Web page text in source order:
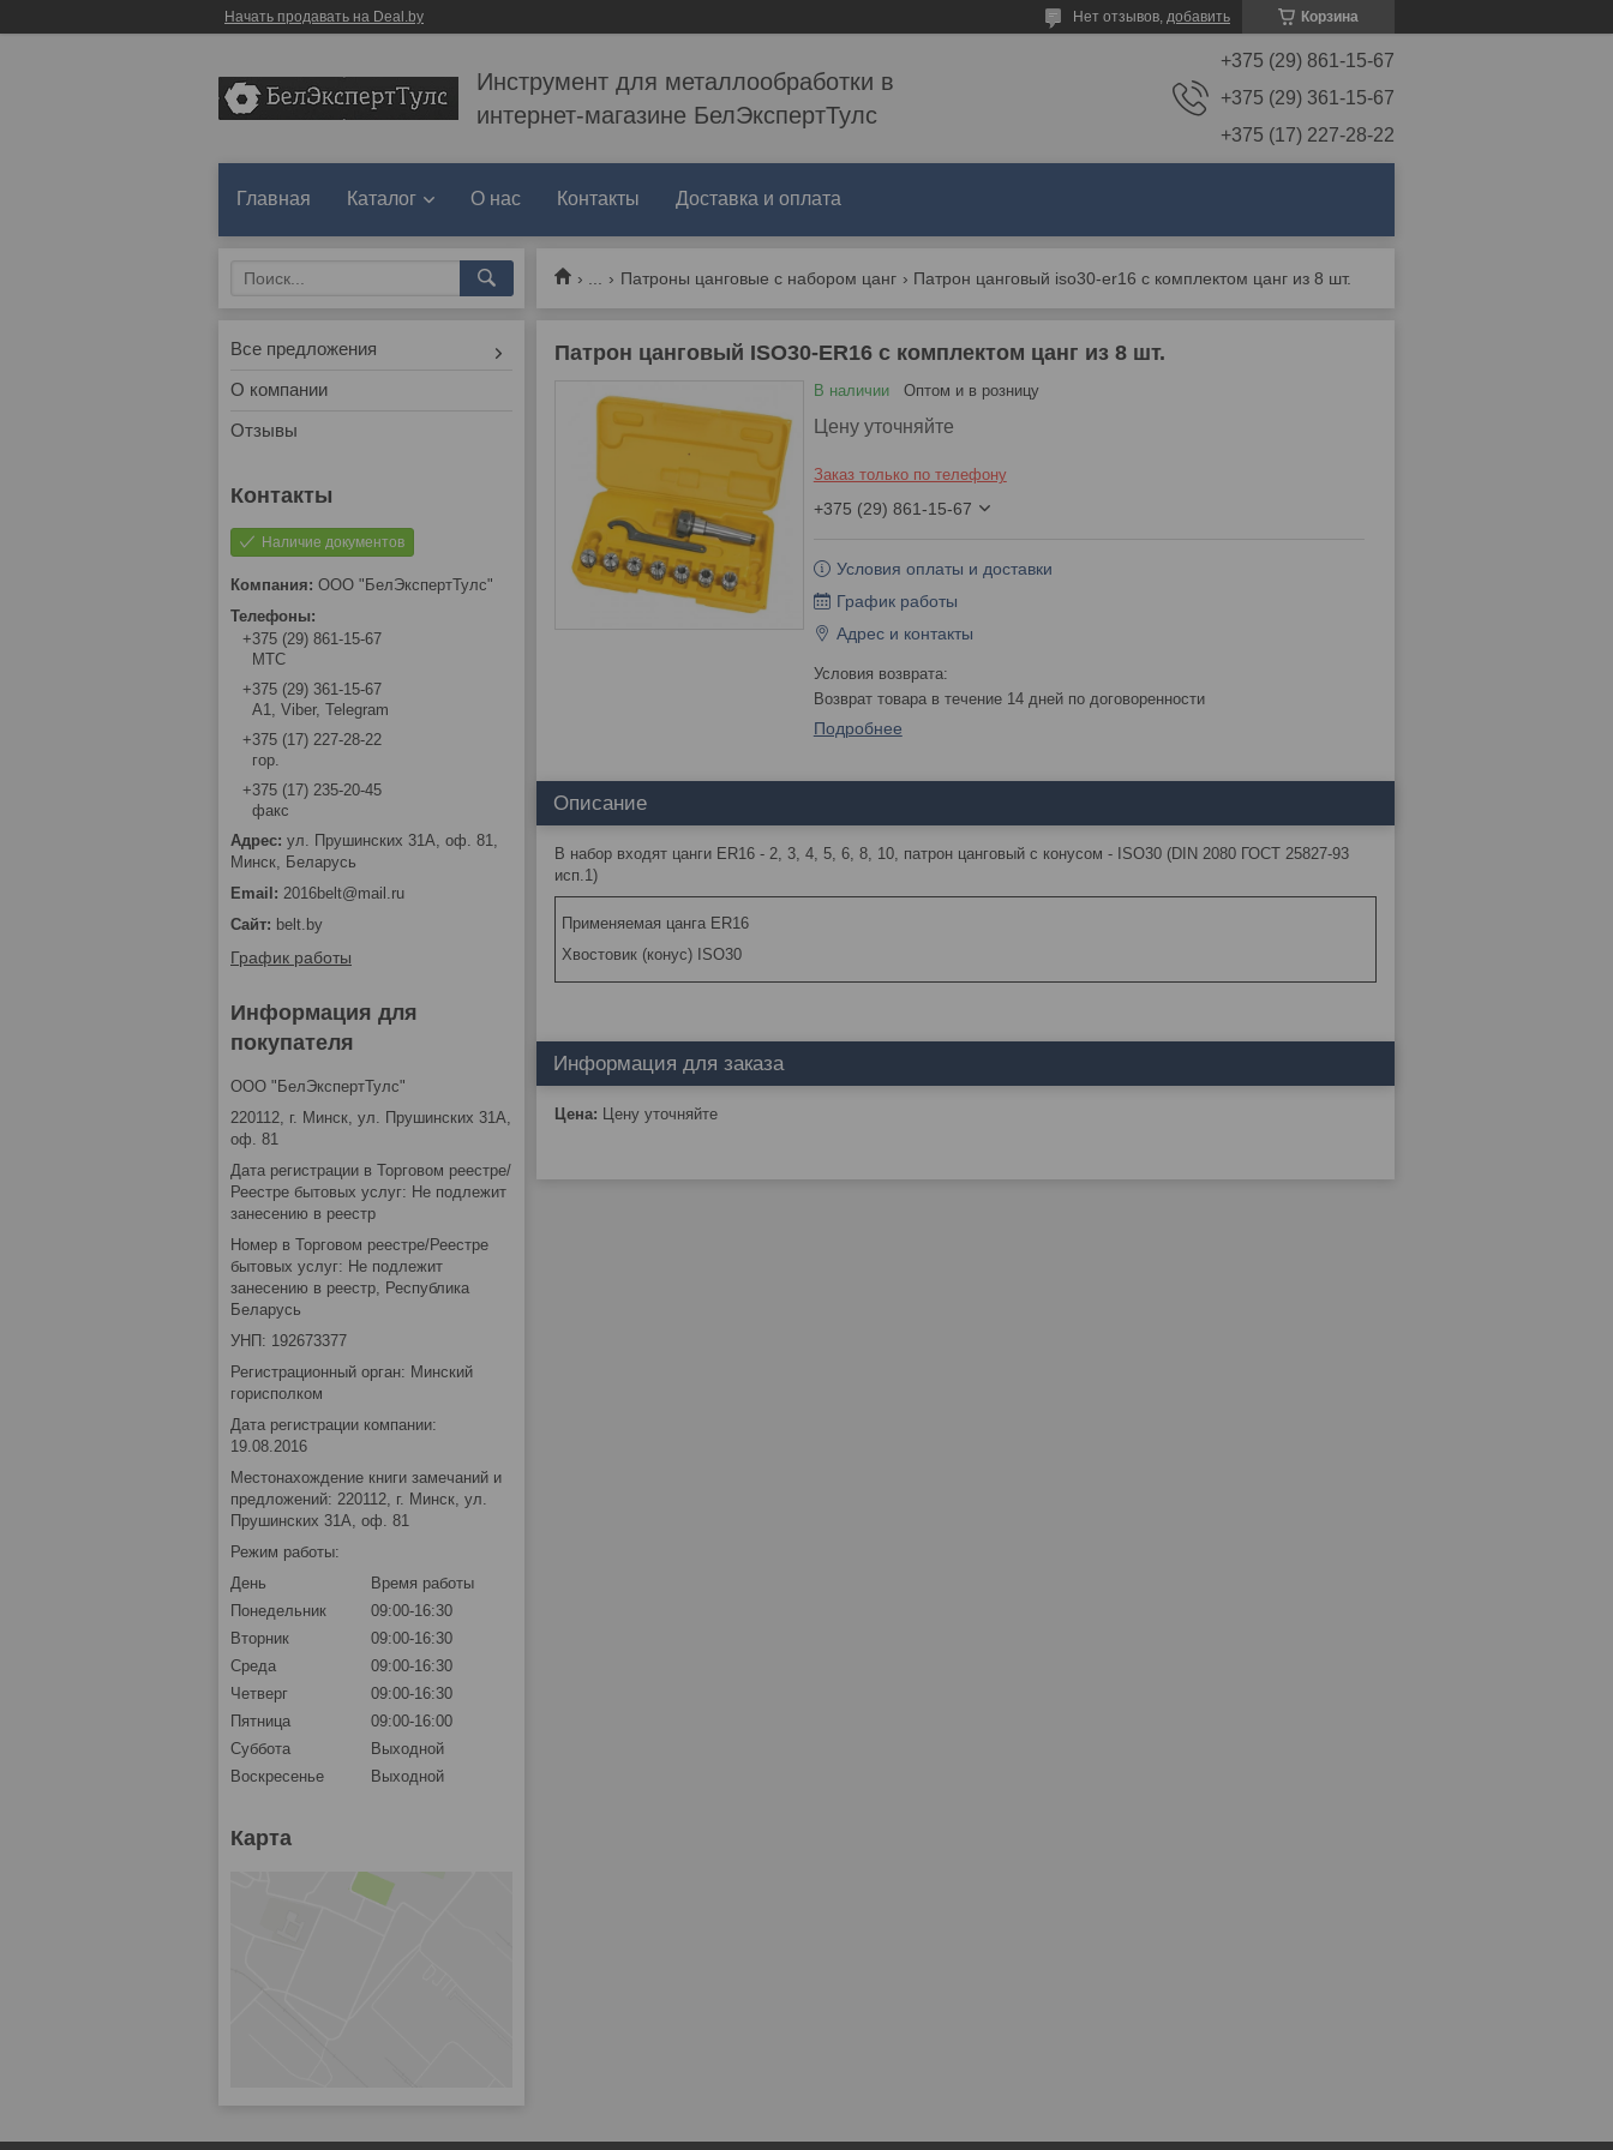
Начать продавать на Deal.by Корзина
Нет отзывов, добавить
Инструмент для металлообработки в
интернет-магазине БелЭкспертТулс
+375 (29) 861-15-67
+375 (29) 361-15-67
+375 (17) 227-28-22
Главная Каталог О нас Контакты Доставка и оплата
Патроны цанговые с набором цанг Патрон цанговый iso30-er16 с комплектом цанг из 8 шт.
Патрон цанговый ISO30-ER16 с комплектом цанг из 8 шт.
В наличии Оптом и в розницу
Цену уточняйте
Заказ только по телефону
+375 (29) 861-15-67
Условия оплаты и доставки
График работы
Адрес и контакты
возврат товара в течение 14 дней по договоренности
Подробнее
Описание
В набор входят цанги ER16 - 2, 3, 4, 5, 6, 8, 10, патрон цанговый с конусом - ISO30 (DIN 2080 ГОСТ 25827-93
исп.1)
Применяемая цанга ER16
Хвостовик (конус) ISO30
Информация для заказа
Цена: Цену уточняйте
Все предложения
О компании
Отзывы
Наличие документов
ООО "БелЭкспертТулс"
+375 (29) 861-15-67
МТС
+375 (29) 361-15-67
А1, Viber, Telegram
+375 (17) 227-28-22
гор.
+375 (17) 235-20-45
факс
ул. Прушинских 31А, оф. 81,
Минск, Беларусь
2016belt@mail.ru
belt.by
График работы
Информация для
покупателя
ООО "БелЭкспертТулс"
220112, г. Минск, ул. Прушинских 31А,
оф. 81
Дата регистрации в Торговом реестре/
Реестре бытовых услуг: Не подлежит
занесению в реестр
Номер в Торговом реестре/Реестре
бытовых услуг: Не подлежит
занесению в реестр, Республика
Беларусь
УНП: 192673377
Регистрационный орган: Минский
горисполком
Дата регистрации компании:
19.08.2016
Местонахождение книги замечаний и
предложений: 220112, г. Минск, ул.
Прушинских 31А, оф. 81
Режим работы:
День
Время работы
Понедельник
09:00-16:30
Вторник
09:00-16:30
Среда
09:00-16:30
Четверг
09:00-16:30
Пятница
09:00-16:00
Суббота
Выходной
Воскресенье
Выходной
Карта